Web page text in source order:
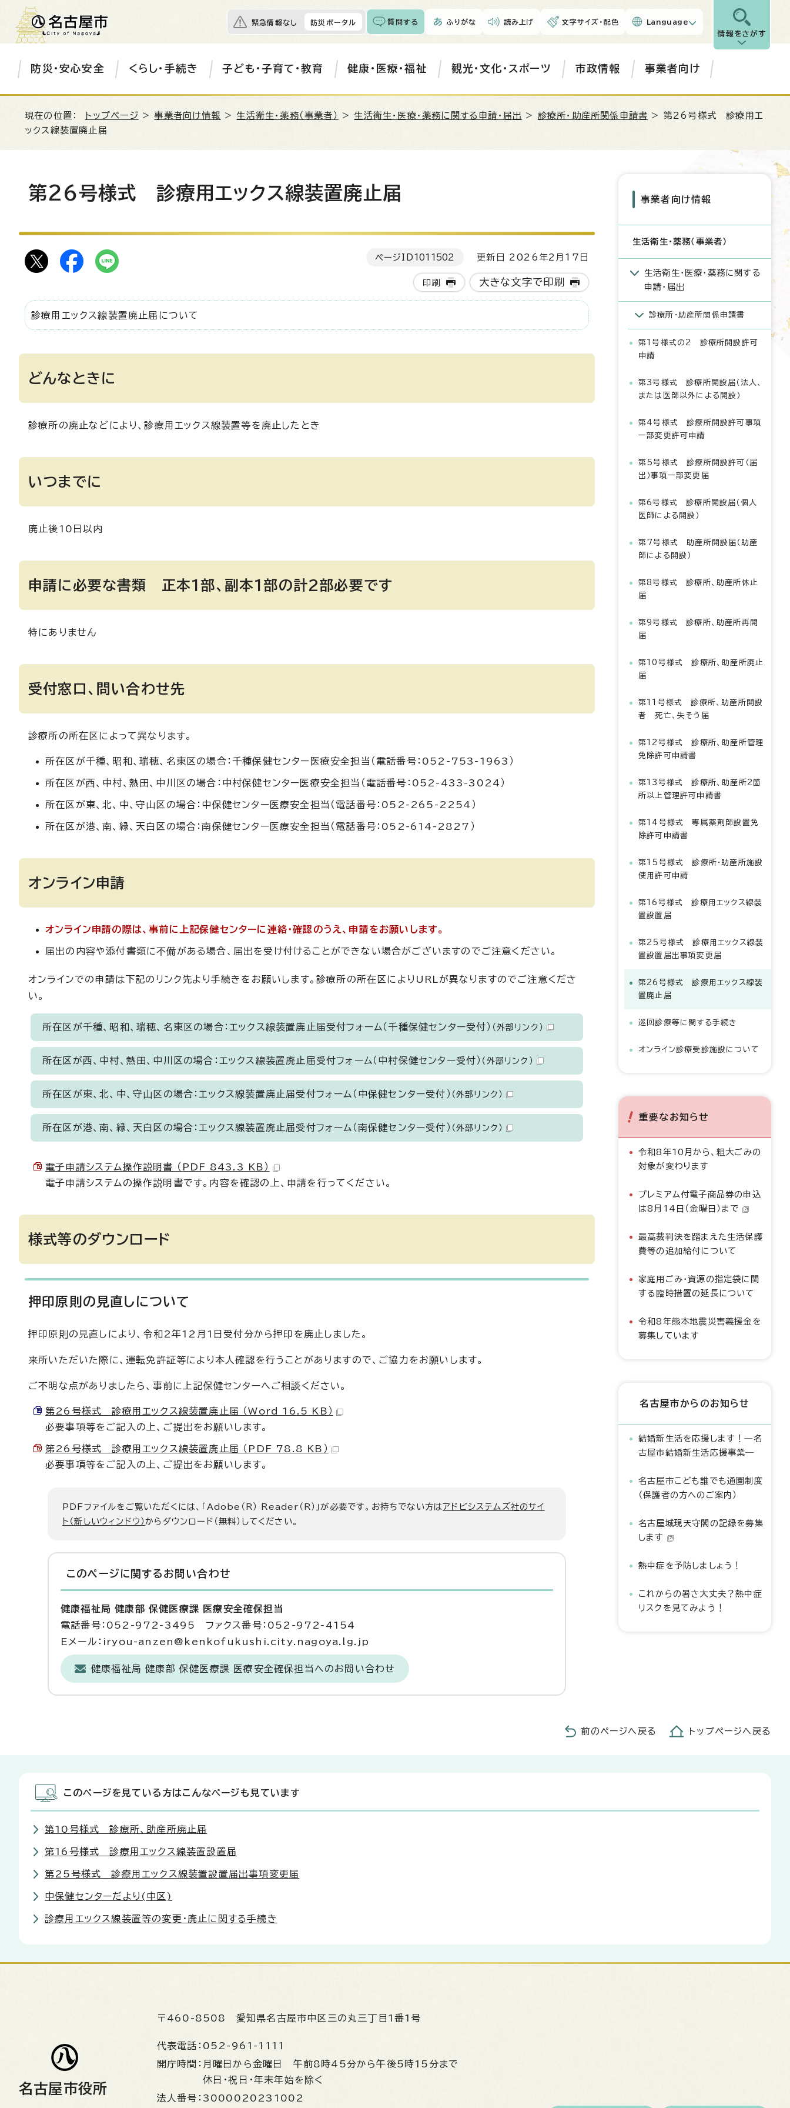
緊急情報なし 防災ポータル 質問する ふりがな 読み上げ 文字サイズ・配色 Language
情報をさがす
防災・安心安全 くらし・手続き 子ども・子育て・教育 健康・医療・福祉 観光・文化・スポーツ 市政情報 事業者向け
現在の位置： トップページ >事業者向け情報 > 生活衛生・薬務（事業者） > 生活衛生・医療・薬務に関する申請・届出 > 診療所・助産所関係申請書 > 第26号様式 診療用エ
ックス線装置廃止届
第26号様式 診療用エックス線装置廃止届
ページID 1011502 更新日 2026年2月17日
印刷 大きな文字で印刷
診療用エックス線装置廃止届について
どんなときに
診療所の廃止などにより、診療用エックス線装置等を廃止したとき
いつまでに
廃止後10日以内
申請に必要な書類 正本1部、副本1部の計2部必要です
特にありません
受付窓口、問い合わせ先
診療所の所在区によって異なります。
所在区が千種、昭和、瑞穂、名東区の場合：千種保健センター医療安全担当（電話番号：052-753-1963）
所在区が西、中村、熱田、中川区の場合：中村保健センター医療安全担当（電話番号：052-433-3024）
所在区が東、北、中、守山区の場合：中保健センター医療安全担当（電話番号：052-265-2254）
所在区が港、南、緑、天白区の場合：南保健センター医療安全担当（電話番号：052-614-2827）
オンライン申請
オンライン申請の際は、事前に上記保健センターに連絡・確認のうえ、申請をお願いします。
届出の内容や添付書類に不備がある場合、届出を受け付けることができない場合がございますのでご注意ください。
オンラインでの申請は下記のリンク先より手続きをお願いします。診療所の所在区によりURLが異なりますのでご注意くださ
い。
所在区が千種、昭和、瑞穂、名東区の場合：エックス線装置廃止届受付フォーム（千種保健センター受付） （外部リンク）
所在区が西、中村、熱田、中川区の場合：エックス線装置廃止届受付フォーム（中村保健センター受付） （外部リンク）
所在区が東、北、中、守山区の場合：エックス線装置廃止届受付フォーム（中保健センター受付） （外部リンク）
所在区が港、南、緑、天白区の場合：エックス線装置廃止届受付フォーム（南保健センター受付） （外部リンク）
電子申請システム操作説明書 （PDF 843.3 KB）
電子申請システムの操作説明書です。内容を確認の上、申請を行ってください。
様式等のダウンロード
押印原則の見直しについて
押印原則の見直しにより、令和2年12月1日受付分から押印を廃止しました。
来所いただいた際に、運転免許証等により本人確認を行うことがありますので、ご協力をお願いします。
ご不明な点がありましたら、事前に上記保健センターへご相談ください。
第26号様式 診療用エックス線装置廃止届 （Word 16.5 KB）
必要事項等をご記入の上、ご提出をお願いします。
第26号様式 診療用エックス線装置廃止届 （PDF 78.8 KB）
必要事項等をご記入の上、ご提出をお願いします。
PDFファイルをご覧いただくには、「Adobe（R） Reader（R）」が必要です。お持ちでない方はアドビシステムズ社のサイ
ト（新しいウィンドウ）からダウンロード（無料）してください。
このページに関する お問い合わせ
健康福祉局 健康部 保健医療課 医療安全確保担当
電話番号：052-972-3495 ファクス番号：052-972-4154
Eメール：iryou-anzen@kenkofukushi.city.nagoya.lg.jp
健康福祉局 健康部 保健医療課 医療安全確保担当へのお問い合わせ
事業者向け情報
生活衛生・薬務（事業者）
生活衛生・医療・薬務に関する
申請・届出
診療所・助産所関係申請書
第1号様式の2 診療所開設許可
申請
第3号様式 診療所開設届（法人、
または医師以外による開設）
第4号様式 診療所開設許可事項
一部変更許可申請
第5号様式 診療所開設許可（届
出）事項一部変更届
第6号様式 診療所開設届（個人
医師による開設）
第7号様式 助産所開設届（助産
師による開設）
第8号様式 診療所、助産所休止
届
第9号様式 診療所、助産所再開
届
第10号様式 診療所、助産所廃止
届
第11号様式 診療所、助産所開設
者 死亡、失そう届
第12号様式 診療所、助産所管理
免除許可申請書
第13号様式 診療所、助産所2箇
所以上管理許可申請書
第14号様式 専属薬剤師設置免
除許可申請書
第15号様式 診療所・助産所施設
使用許可申請
第16号様式 診療用エックス線装
置設置届
第25号様式 診療用エックス線装
置設置届出事項変更届
第26号様式 診療用エックス線装
置廃止届
巡回診療等に関する手続き
オンライン診療受診施設について
重要なお知らせ
令和8年10月から、粗大ごみの
対象が変わります
プレミアム付電子商品券の申込
は8月14日（金曜日）まで
最高裁判決を踏まえた生活保護
費等の追加給付について
家庭用ごみ・資源の指定袋に関
する臨時措置の延長について
令和8年熊本地震災害義援金を
募集しています
名古屋市からのお知らせ
結婚新生活を応援します！―名
古屋市結婚新生活応援事業―
名古屋市こども誰でも通園制度
（保護者の方へのご案内）
名古屋城現天守閣の記録を募集
します
熱中症を予防しましょう！
これからの暑さ大丈夫？熱中症
リスクを見てみよう！
前のページへ戻る トップページへ戻る
このページを見ている方はこんなページも見ています
第10号様式 診療所、助産所廃止届
第16号様式 診療用エックス線装置設置届
第25号様式 診療用エックス線装置設置届出事項変更届
中保健センターだより(中区)
診療用エックス線装置等の変更・廃止に関する手続き
名古屋市役所
〒460-8508 愛知県名古屋市中区三の丸三丁目1番1号
代表電話： 052-961-1111
開庁時間： 月曜日から金曜日 午前8時45分から午後5時15分まで
休日・祝日・年末年始を除く
法人番号： 3000020231002